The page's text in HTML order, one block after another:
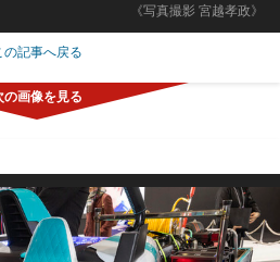
《写真撮影 宮越孝政》
の記事へ戻る